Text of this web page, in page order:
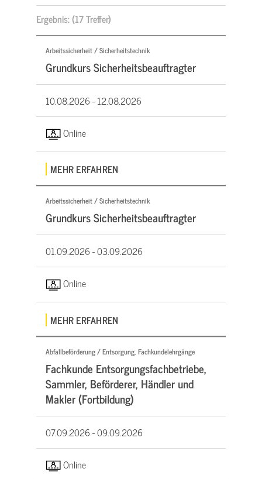
Ergebnis:(17 Treffer)
Arbeitssicherheit / Sicherheitstechnik
Grundkurs Sicherheitsbeauftragter
10.08.2026 -12.08.2026
Online
MEHR ERFAHREN
Arbeitssicherheit / Sicherheitstechnik
Grundkurs Sicherheitsbeauftragter
01.09.2026 -03.09.2026
Online
MEHR ERFAHREN
Abfallbeförderung / Entsorgung, Fachkundelehrgänge
Fachkunde Entsorgungsfachbetriebe,
Sammler, Beförderer, Händler und
Makler (Fortbildung)
07.09.2026 -09.09.2026
Online